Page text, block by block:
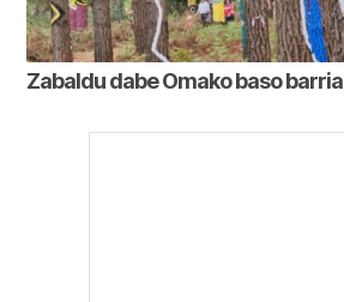
Zabaldu dabe Omako baso barria